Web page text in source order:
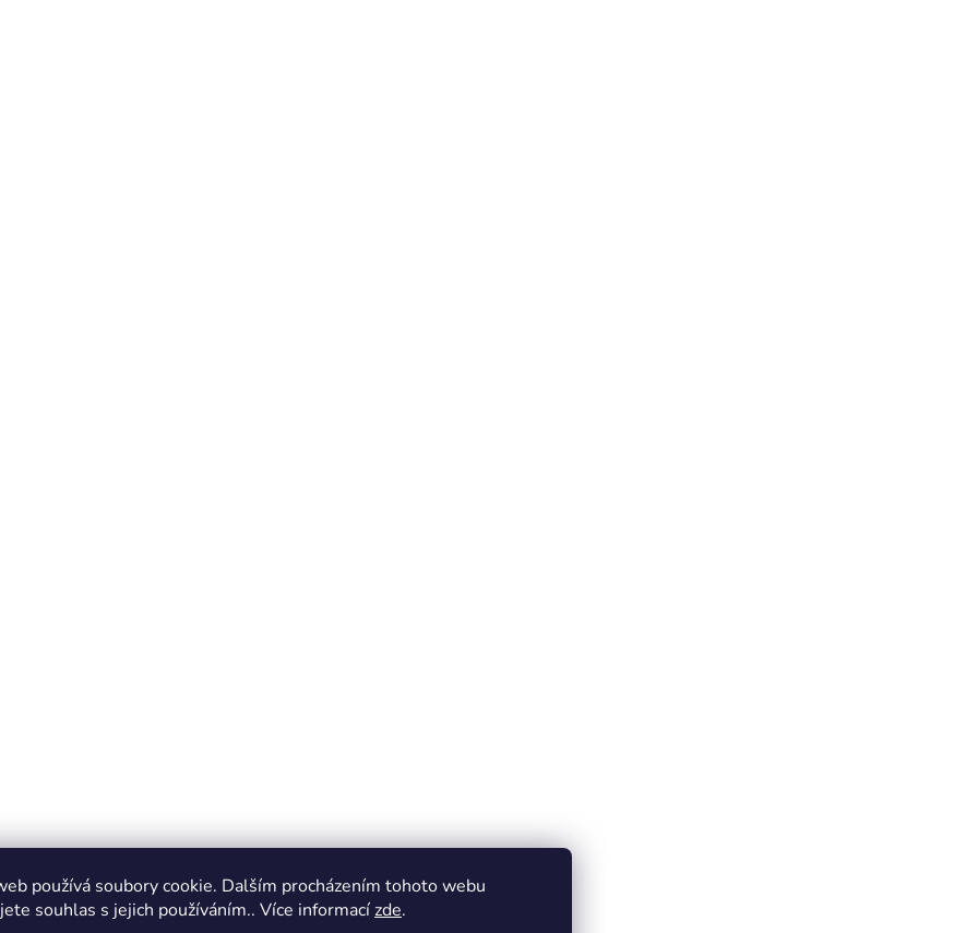
používá soubory cookie. Dalším procházením tohoto webu
souhlas s jejich používáním.. Více informacízde.